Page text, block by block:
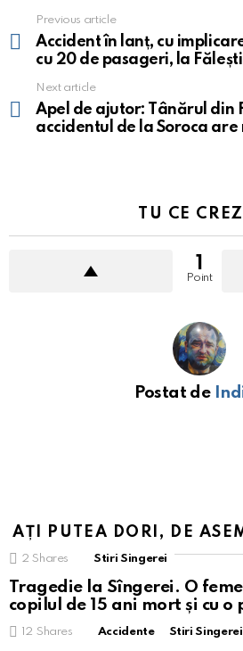
more
Previous article
Accident în lanț, cu
cu 20 de pasageri, la Fălești
Next article
Apel de ajutor: Tânărul din
accidentul de la Soroca are
TU CE
1
Point
Postat de
AȚI PUTEA DORI, DE
2 Shares Stiri Singerei
Tragedie la Sîngerei. O
copilul de 15 ani mort și cu o
12 Shares Accidente Stiri Singerei